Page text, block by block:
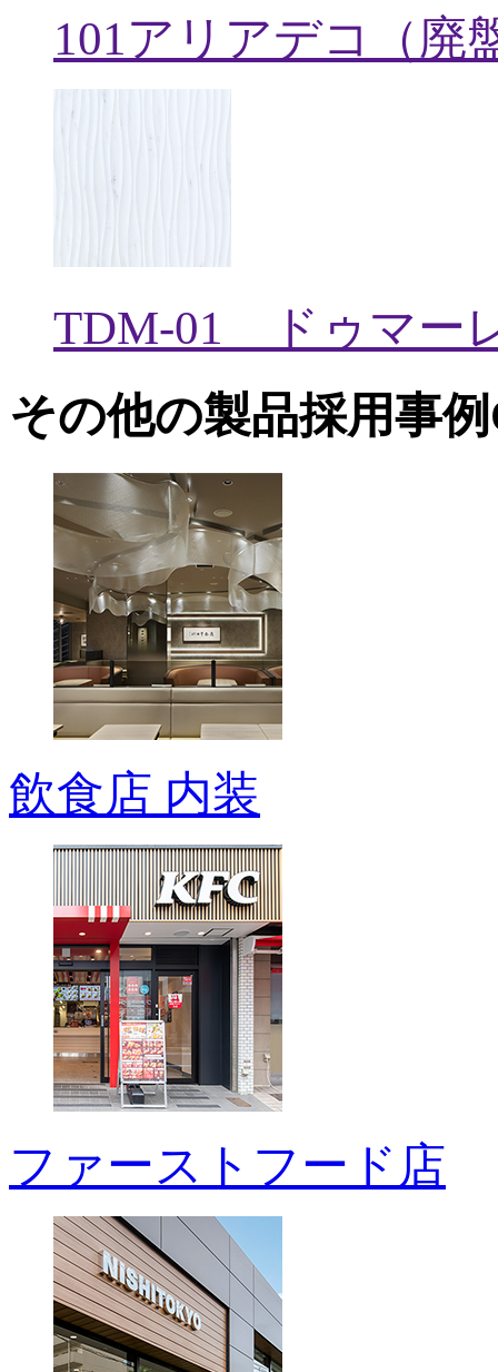
101アリアデコ（廃
TDM-01 ドゥマー
その他の製品採用事例
飲食店 内装
ファーストフード店